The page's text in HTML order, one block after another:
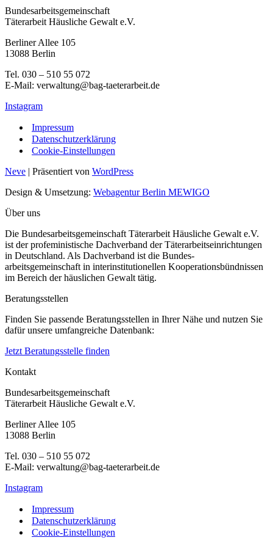
Bundesarbeitsgemeinschaft
Täterarbeit Häusliche Gewalt e.V.
Berliner Allee 105
13088 Berlin
Tel. 030 – 510 55 072
E-Mail: verwaltung@bag-taeterarbeit.de
Instagram
Impressum
Datenschutzerklärung
Cookie-Einstellungen
Neve | Präsentiert von WordPress
Design & Umsetzung: Webagentur Berlin MEWIGO
Über uns
Die Bundesarbeitsgemeinschaft Täterarbeit Häusliche Gewalt e.V.
ist der profeministische Dachverband der Täterarbeitseinrichtungen
in Deutschland. Als Dachverband ist die Bundes-
arbeitsgemeinschaft in interinstitutionellen Kooperationsbündnissen
im Bereich der häuslichen Gewalt tätig.
Beratungsstellen
Finden Sie passende Beratungsstellen in Ihrer Nähe und nutzen Sie
dafür unsere umfangreiche Datenbank:
Jetzt Beratungsstelle finden
Kontakt
Bundesarbeitsgemeinschaft
Täterarbeit Häusliche Gewalt e.V.
Berliner Allee 105
13088 Berlin
Tel. 030 – 510 55 072
E-Mail: verwaltung@bag-taeterarbeit.de
Instagram
Impressum
Datenschutzerklärung
Cookie-Einstellungen